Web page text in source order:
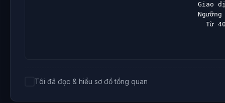
Giao
Ngưỡng
Từ
Tôi đã đọc & hiểu sơ đồ tổng quan